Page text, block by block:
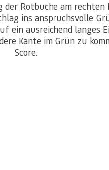
Rotbuche am
ins anspruchsvolle
ein ausreichend langes
Kante im Grün zu
Score.